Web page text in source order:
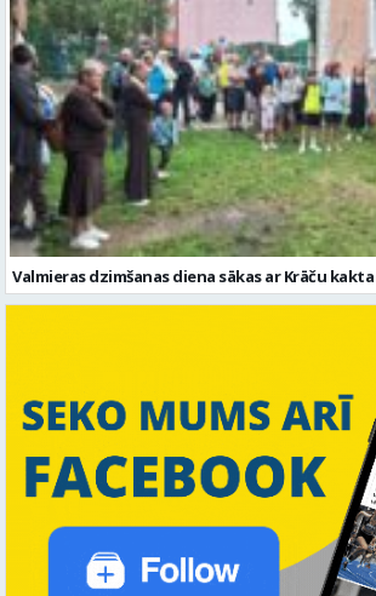
Valmieras dzimšanas diena sākas ar Krāču